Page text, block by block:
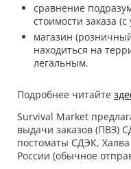
сравнение
стоимости заказа
магазин
находиться на
легальным.
Подробнее читайте
Survival Market
выдачи заказов (ПВЗ)
постоматы СДЭК,
России (обычное